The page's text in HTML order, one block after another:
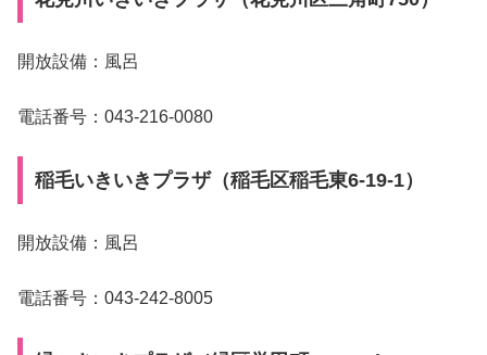
開放設備：風呂
電話番号：043-216-0080
稲毛いきいきプラザ（稲毛区稲毛東6-19-1）
開放設備：風呂
電話番号：043-242-8005